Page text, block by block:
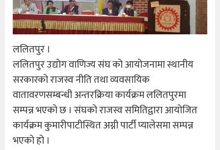
ललितपुर ।
ललितपुर उद्योग वाणिज्य संघ को आयोजनामा स्थानीय
सरकारको राजस्व नीति तथा व्यवसायिक
वातावरणसम्बन्धी अन्तरक्रिया कार्यक्रम ललितपुरमा
सम्पन्न भएको छ । संघको राजस्व समितिद्वारा आयोजित
कार्यक्रम कुमारीपाटीस्थित अग्नी पार्टी प्यालेसमा सम्पन्न
भएको हो ।